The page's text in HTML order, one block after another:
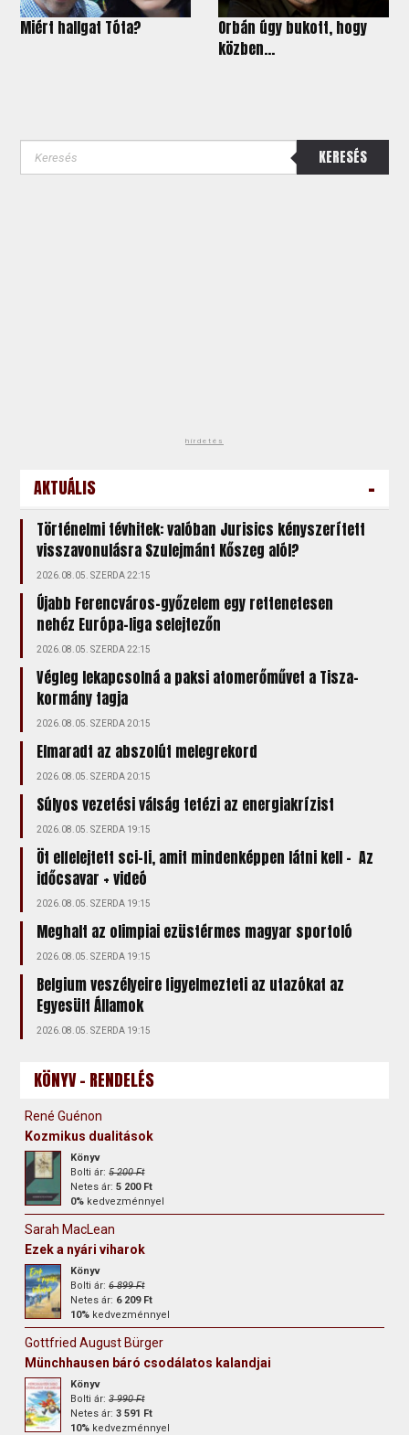
Miért hallgat Tóta?
Orbán úgy bukott, hogy
közben...
KERESÉS
hirdetés
AKTUÁLIS -
Történelmi tévhitek: valóban Jurisics kényszerített
visszavonulásra Szulejmánt Kőszeg alól?
2026.08.05. SZERDA 22:15
Újabb Ferencváros-győzelem egy rettenetesen
nehéz Európa-liga selejtezőn
2026.08.05. SZERDA 22:15
Végleg lekapcsolná a paksi atomerőművet a Tisza-
kormány tagja
2026.08.05. SZERDA 20:15
Elmaradt az abszolút melegrekord
2026.08.05. SZERDA 20:15
Súlyos vezetési válság tetézi az energiakrízist
2026.08.05. SZERDA 19:15
Öt elfelejtett sci-fi, amit mindenképpen látni kell – Az
időcsavar + videó
2026.08.05. SZERDA 19:15
Meghalt az olimpiai ezüstérmes magyar sportoló
2026.08.05. SZERDA 19:15
Belgium veszélyeire figyelmezteti az utazókat az
Egyesült Államok
2026.08.05. SZERDA 19:15
KÖNYV - RENDELÉS
René Guénon
Kozmikus dualitások
Könyv
Bolti ár:5 200 Ft
Netes ár:5 200 Ft
0% kedvezménnyel
Sarah MacLean
Ezek a nyári viharok
Könyv
Bolti ár:6 899 Ft
Netes ár: 6 209 Ft
10% kedvezménnyel
Gottfried August Bürger
Münchhausen báró csodálatos kalandjai
Könyv
Bolti ár:3 990 Ft
Netes ár:3 591 Ft
10% kedvezménnyel